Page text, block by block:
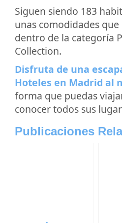
Siguen siendo 183
unas comodidades
dentro de la categoría
Collection.
Disfruta de una
Hoteles en Madrid al
forma que puedas
conocer todos sus
Publicaciones